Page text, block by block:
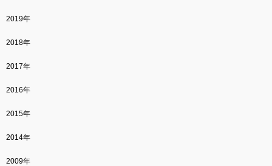
2019年
2018年
2017年
2016年
2015年
2014年
2009年